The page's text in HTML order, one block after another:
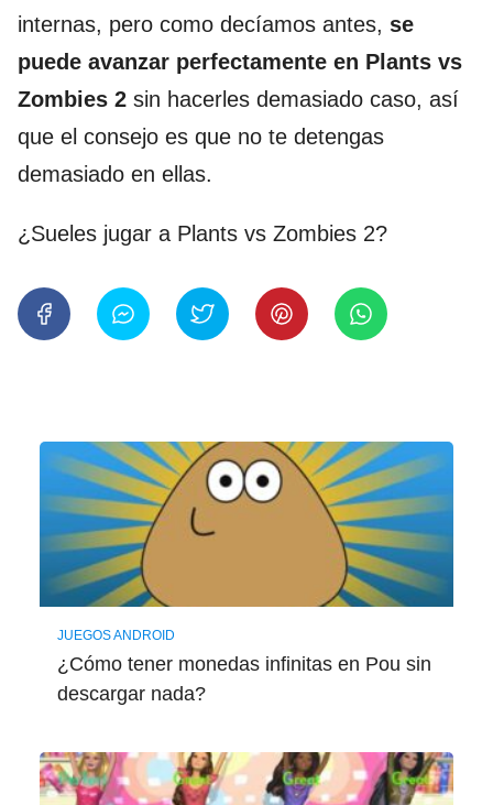
internas, pero como decíamos antes, se
puede avanzar perfectamente en Plants vs
Zombies 2 sin hacerles demasiado caso, así
que el consejo es que no te detengas
demasiado en ellas.
¿Sueles jugar a Plants vs Zombies 2?
JUEGOS ANDROID
¿Cómo tener monedas infinitas en Pou sin
descargar nada?